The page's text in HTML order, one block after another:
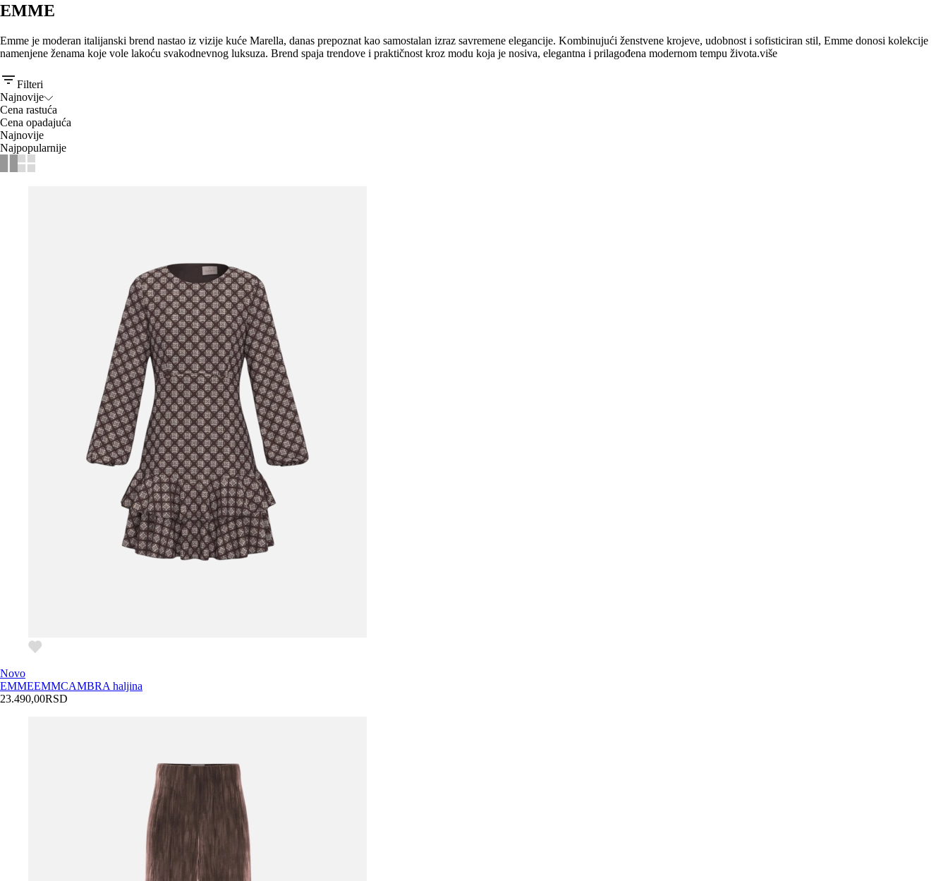
EMME
Emme je moderan italijanski brend nastao iz vizije kuće Marella, danas prepoznat kao samostalan izraz savremene elegancije. Kombinujući ženstvene krojeve, udobnost i sofisticiran stil, Emme donosi kolekcije
namenjene ženama koje vole lakoću svakodnevnog luksuza. Brend spaja trendove i praktičnost kroz modu koja je nosiva, elegantna i prilagođena modernom tempu života.više
Filteri
Najnovije
Cena rastuća
Cena opadajuća
Najnovije
Najpopularnije
Novo
EMMEEMMCAMBRA haljina
23.490,00RSD